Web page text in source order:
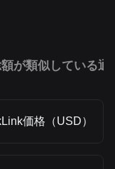
が類似している通
価格（USD）